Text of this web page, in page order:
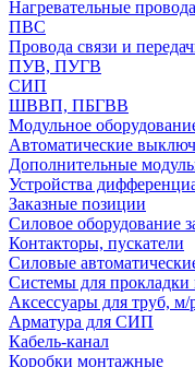
Нагревательные провода
ПВС
Провода связи и
ПУВ, ПУГВ
СИП
ШВВП, ПБГВВ
Модульное
Автоматические
Дополнительные
Устройства
Заказные позиции
Силовое оборудование
Контакторы, пускатели
Силовые
Системы для прокладки
Аксессуары для труб, м/
Арматура для СИП
Кабель-канал
Коробки монтажные